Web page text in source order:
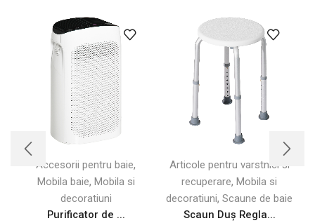
Accesorii pentru baie,
Mobila baie, Mobila si
decoratiuni
Purificator de ...
Articole pentru varstnici si
recuperare, Mobila si
decoratiuni, Scaune de baie
Scaun Duș Regla...